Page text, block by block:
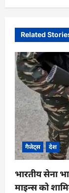
v
g
a
t
o
n
Related
गैजेट्स देश
भारतीय सेना
माइन्स को